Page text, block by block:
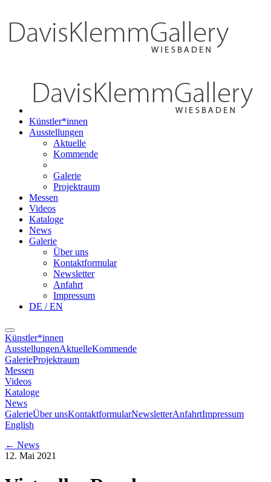
Künstler*innen
Ausstellungen
Aktuelle
Kommende
Galerie
Projektraum
Messen
Videos
Kataloge
News
Galerie
Über uns
Kontaktformular
Newsletter
Anfahrt
Impressum
DE / EN
Künstler*innen
AusstellungenAktuelleKommende
GalerieProjektraum
Messen
Videos
Kataloge
News
GalerieÜber unsKontaktformularNewsletterAnfahrtImpressum
English
← News
12. Mai 2021